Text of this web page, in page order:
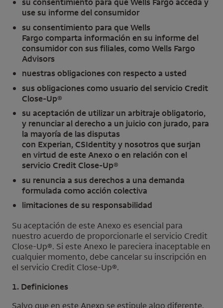
use su informe del consumidor
su consentimiento para queWells
Fargo comparta información en su informe del
consumidor con sus filiales, como Wells Fargo
Advisors
nuestras obligaciones con respecto a usted
sus obligaciones como usuario del servicio Credit
Close-Up®
su aceptación de utilizar un arbitraje obligatorio,
y renunciar al derecho a un juicio con jurado, para
la mayoría de las disputas
con Experian,CSIdentityy nosotros que surjan
en virtud de este Anexo o en relación con el
servicio Credit Close-Up®
su renuncia a sus derechos a una demanda
formulada como acción colectiva
limitaciones de su responsabilidad
Su aceptación de este Anexo es esencial para
nuestro acuerdo de proporcionarle el servicio Credit
Close-Up®. Si este Anexo le pareciera inaceptable en
cualquier momento, debe cancelar su inscripción en
el servicio Credit Close-Up®.
1. Definiciones
Salvo que en este Anexo se estipule algo diferente,